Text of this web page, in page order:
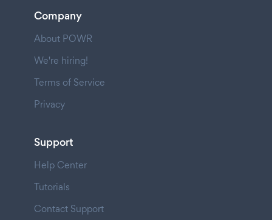
Company
About POWR
We're hiring!
Terms of Service
Privacy
Support
Help Center
Tutorials
Contact Support